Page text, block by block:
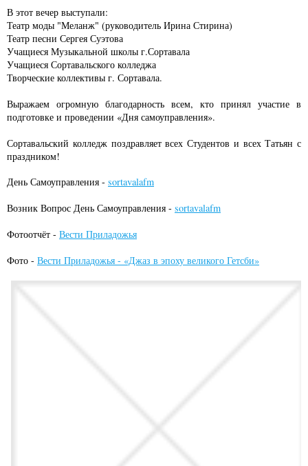
В этот вечер выступали:
Театр моды "Меланж" (руководитель Ирина Стирина)
Театр песни Сергея Суэтова
Учащиеся Музыкальной школы г.Сортавала
Учащиеся Сортавальского колледжа
Творческие коллективы г. Сортавала.
Выражаем огромную благодарность всем, кто принял участие в
подготовке и проведении «Дня самоуправления».
Сортавальский колледж поздравляет всех Студентов и всех Татьян с
праздником!
День Самоуправления - sortavalafm
Возник Вопрос День Самоуправления - sortavalafm
Фотоотчёт - Вести Приладожья
Фото - Вести Приладожья - «Джаз в эпоху великого Гетсби»